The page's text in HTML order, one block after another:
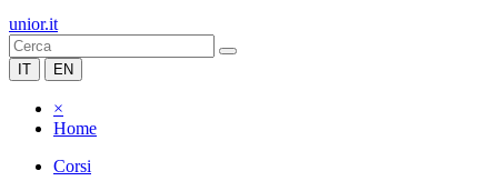
unior.it
IT EN
×
Home
Corsi